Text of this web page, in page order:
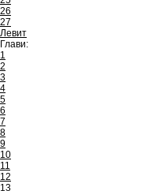
26
27
Левит
Глави:
1
2
3
4
5
6
7
8
9
10
11
12
13